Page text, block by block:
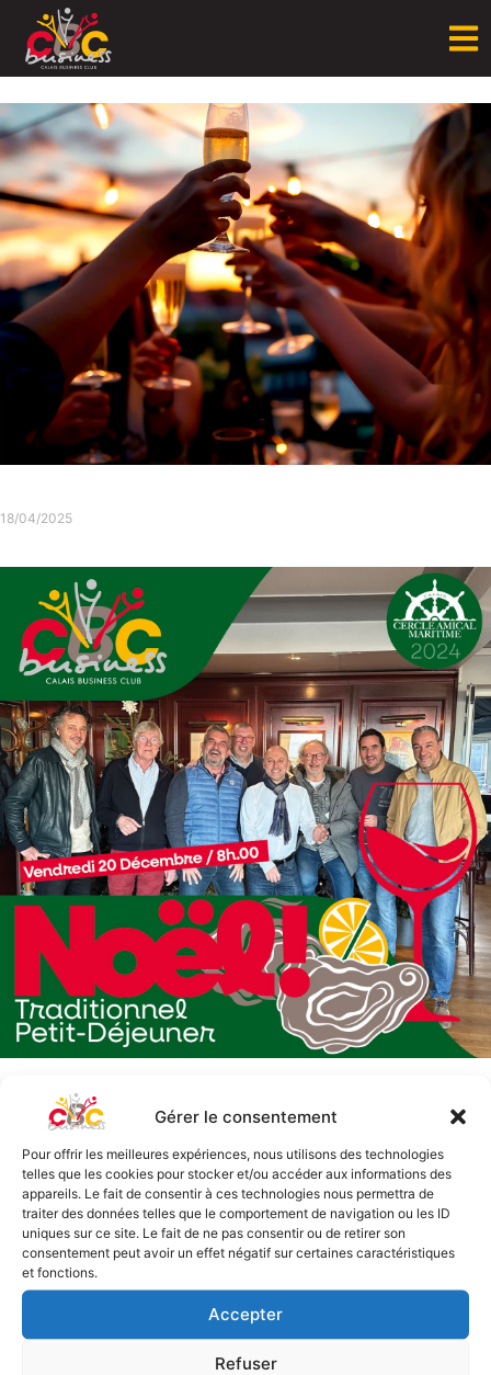
Gérer le consentement
Pour offrir les meilleures expériences, nous utilisons des technologies
telles que les cookies pour stocker et/ou accéder aux informations des
appareils. Le fait de consentir à ces technologies nous permettra de
traiter des données telles que le comportement de navigation ou les ID
uniques sur ce site. Le fait de ne pas consentir ou de retirer son
consentement peut avoir un effet négatif sur certaines caractéristiques
et fonctions.
Accepter
Refuser
18/04/2025
Petit-déjeuner de Noël
20/12/2024
Consulter l'article